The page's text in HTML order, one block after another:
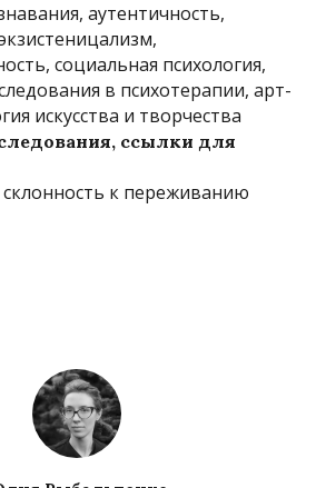
аутентичность,
социальная психология,
в психотерапии, арт-
искусства и творчества
ссылки для
к переживанию